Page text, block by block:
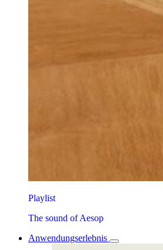
Playlist
The sound of Aesop
Anwendungserlebnis